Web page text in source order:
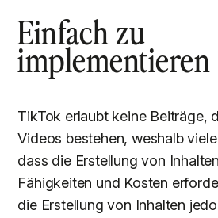
Einfach zu
implementieren
TikTok erlaubt keine Beiträge,
Videos bestehen, weshalb
dass die Erstellung von
Fähigkeiten und Kosten
die Erstellung von Inhalten